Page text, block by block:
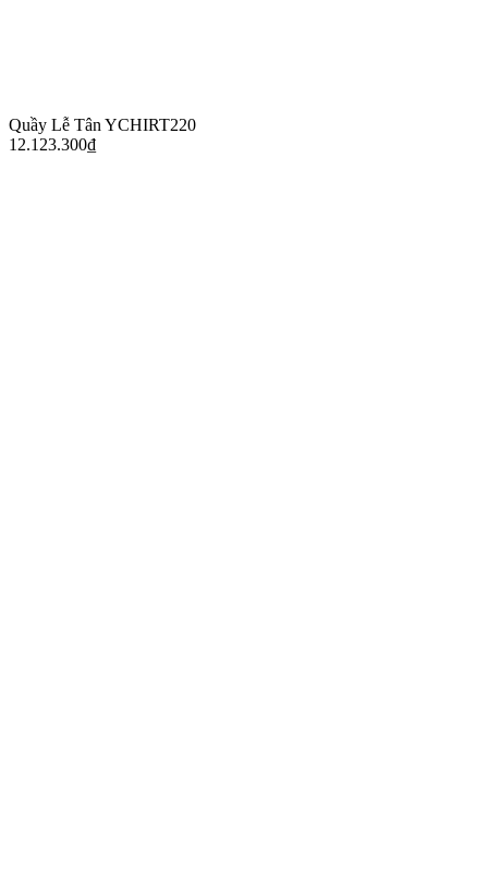
Quầy Lễ Tân YCHIRT220
12.123.300₫